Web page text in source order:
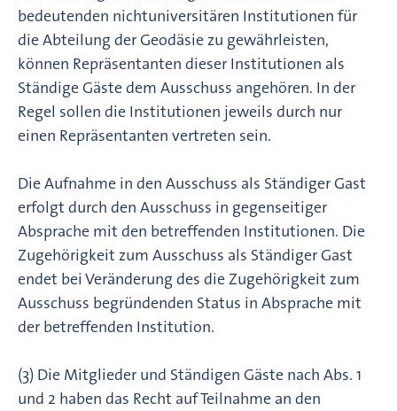
bedeutenden nichtuniversitären Institutionen für
die Abteilung der Geodäsie zu gewährleisten,
können Repräsentanten dieser Institutionen als
Ständige Gäste dem Ausschuss angehören. In der
Regel sollen die Institutionen jeweils durch nur
einen Repräsentanten vertreten sein.
Die Aufnahme in den Ausschuss als Ständiger Gast
erfolgt durch den Ausschuss in gegenseitiger
Absprache mit den betreffenden Institutionen. Die
Zugehörigkeit zum Ausschuss als Ständiger Gast
endet bei Veränderung des die Zugehörigkeit zum
Ausschuss begründenden Status in Absprache mit
der betreffenden Institution.
(3) Die Mitglieder und Ständigen Gäste nach Abs. 1
und 2 haben das Recht auf Teilnahme an den